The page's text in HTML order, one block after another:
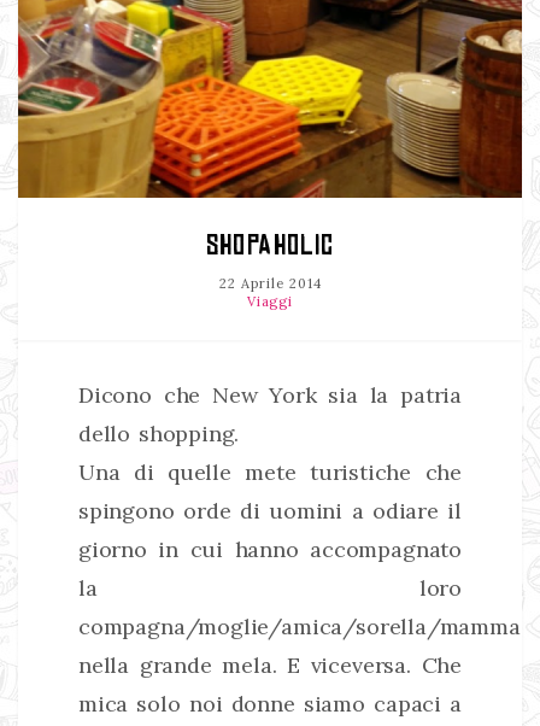
SHOPAHOLIC
22 Aprile 2014
Viaggi
Dicono che New York sia la patria
dello shopping.
Una di quelle mete turistiche che
spingono orde di uomini a odiare il
giorno in cui hanno accompagnato
la loro
compagna/moglie/amica/sorella/mamma
nella grande mela. E viceversa. Che
mica solo noi donne siamo capaci a